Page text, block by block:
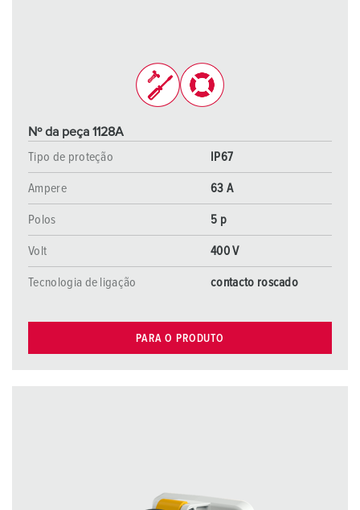
Nº da peça 1128A
Tipo de proteção
IP67
Ampere 63 A
Polos 5 p
Volt 400 V
Tecnologia de ligação contacto roscado
PARA O PRODUTO